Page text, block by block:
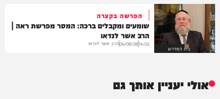
בית המדרש
הפרשה בקצרה
שומעים ומקבלים ברכה: המסר מפרשת ראה |
הרב אשר לנדאו
14:02
04/08/26הרב אשר לנדאו
אולי יעניין אותך גם